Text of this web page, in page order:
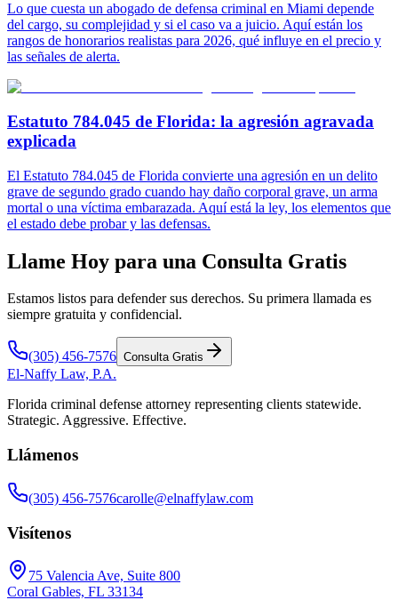
Lo que cuesta un abogado de defensa criminal en Miami depende
del cargo, su complejidad y si el caso va a juicio. Aquí están los
rangos de honorarios realistas para 2026, qué influye en el precio y
las señales de alerta.
Estatuto 784.045 de Florida: la agresión agravada
explicada
El Estatuto 784.045 de Florida convierte una agresión en un delito
grave de segundo grado cuando hay daño corporal grave, un arma
mortal o una víctima embarazada. Aquí está la ley, los elementos que
el estado debe probar y las defensas.
Llame Hoy para una Consulta Gratis
Estamos listos para defender sus derechos. Su primera llamada es
siempre gratuita y confidencial.
(305) 456-7576 Consulta Gratis
El-Naffy Law, P.A.
Florida criminal defense attorney representing clients statewide.
Strategic. Aggressive. Effective.
Llámenos
(305) 456-7576carolle@elnaffylaw.com
Visítenos
75 Valencia Ave, Suite 800
Coral Gables, FL 33134